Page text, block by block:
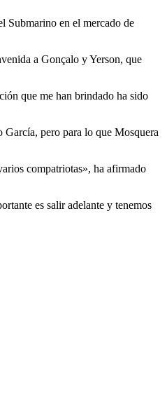
Submarino en el mercado de
a Gonçalo y Yerson, que
que me han brindado ha sido
pero para lo que Mosquera
compatriotas», ha afirmado
es salir adelante y tenemos